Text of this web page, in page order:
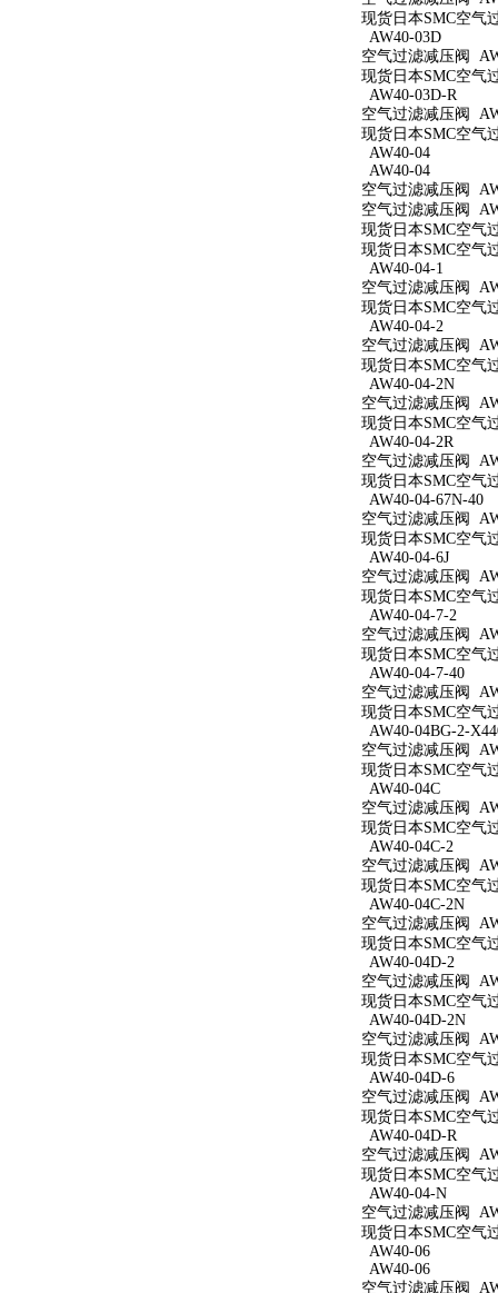
现货日本SMC空气
AW40-03D
空气过滤减压阀
现货日本SMC空气
AW40-03D-R
空气过滤减压阀
现货日本SMC空气
AW40-04
AW40-04
空气过滤减压阀
空气过滤减压阀
现货日本SMC空气
现货日本SMC空气
AW40-04-1
空气过滤减压阀
现货日本SMC空气
AW40-04-2
空气过滤减压阀
现货日本SMC空气
AW40-04-2N
空气过滤减压阀
现货日本SMC空气
AW40-04-2R
空气过滤减压阀
现货日本SMC空气
AW40-04-67N-40
空气过滤减压阀
现货日本SMC空气
AW40-04-6J
空气过滤减压阀
现货日本SMC空气
AW40-04-7-2
空气过滤减压阀
现货日本SMC空气
AW40-04-7-40
空气过滤减压阀
现货日本SMC空气
AW40-04BG-2-
空气过滤减压阀
现货日本SMC空气
AW40-04C
空气过滤减压阀
现货日本SMC空气
AW40-04C-2
空气过滤减压阀
现货日本SMC空气
AW40-04C-2N
空气过滤减压阀
现货日本SMC空气
AW40-04D-2
空气过滤减压阀
现货日本SMC空气
AW40-04D-2N
空气过滤减压阀
现货日本SMC空气
AW40-04D-6
空气过滤减压阀
现货日本SMC空气
AW40-04D-R
空气过滤减压阀
现货日本SMC空气
AW40-04-N
空气过滤减压阀
现货日本SMC空气
AW40-06
AW40-06
空气过滤减压阀